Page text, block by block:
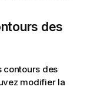
des
contours des
modifier la